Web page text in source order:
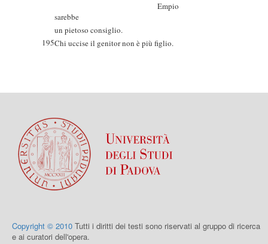
Empio
sarebbe
un pietoso consiglio.
195Chi uccise il genitor non è più figlio.
Copyright © 2010 Tutti i diritti dei testi sono riservati al gruppo di ricerca
e ai curatori dell'opera.